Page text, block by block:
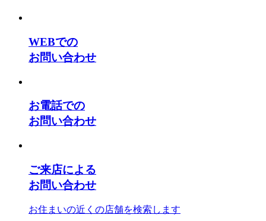
WEBでの
お問い合わせ
お電話での
お問い合わせ
ご来店による
お問い合わせ
お住まいの近くの店舗を検索します